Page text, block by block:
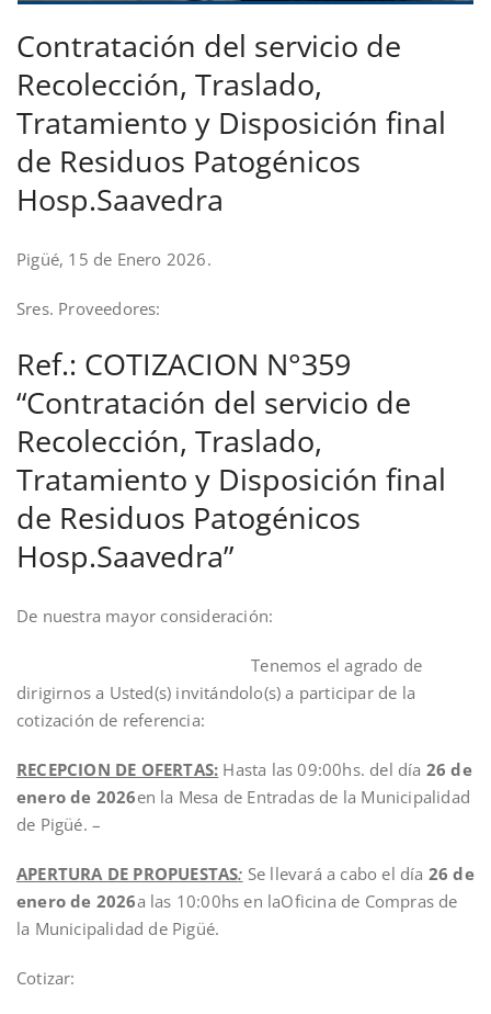
Contratación del servicio de
Recolección, Traslado,
Tratamiento y Disposición final
de Residuos Patogénicos
Hosp.Saavedra
Pigüé, 15 de Enero 2026.
Sres. Proveedores:
Ref.: COTIZACION N°359
“Contratación del servicio de
Recolección, Traslado,
Tratamiento y Disposición final
de Residuos Patogénicos
Hosp.Saavedra”
De nuestra mayor consideración:
Tenemos el agrado de
dirigirnos a Usted(s) invitándolo(s) a participar de la
cotización de referencia:
RECEPCION DE OFERTAS: Hasta las 09:00hs. del día 26 de
enero de 2026en la Mesa de Entradas de la Municipalidad
de Pigüé. –
APERTURA DE PROPUESTAS: Se llevará a cabo el día 26 de
enero de 2026a las 10:00hs en laOficina de Compras de
la Municipalidad de Pigüé.
Cotizar: